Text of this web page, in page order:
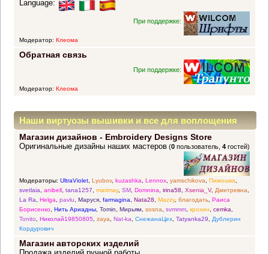
Language:
При поддержке:
Модератор: Клеома
Обратная связь
При поддержке:
Модератор: Клеома
Наши виртуозы вышивки и все для воплощения
прекрасных идей
Магазин дизайнов - Embroidery Designs Store
(0 пользователь,4 гостей)
Оригинальные дизайны наших мастеров
Модераторы: UltraViolet, Lyubov, kuzashka, Lennox, yamschikova, Пимошка,
svetlaia, anibell, tana1257, marimay, SM, Domnina, irina58, Xsenia_V, Дмитревна,
La Ra, Helga, pavlu, Маруся, farmagina, Nata28, Mazzy, благодать, Раиса
Борисенко, Нить Ариадны, Tomin, Мирьям, sosna, svmmm, крохин, cemka,
Tonito, Николай19850805, zaya, Nat-ka, СнежанаЦех, Tatyanka29, Дублерин
Кордурович
Магазин авторских изделий